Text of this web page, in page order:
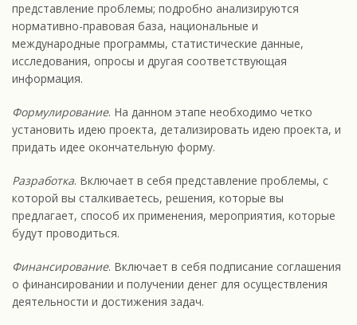
представление проблемы; подробно анализируются
нормативно-правовая база, национальные и
международные программы, статистические данные,
исследования, опросы и другая соответствующая
информация.
Формулирование. На данном этапе необходимо четко
установить идею проекта, детализировать идею проекта, и
придать идее окончательную форму.
Разработка. Включает в себя представление проблемы, с
которой вы сталкиваетесь, решения, которые вы
предлагает, способ их применения, мероприятия, которые
будут проводиться.
Финансирование. Включает в себя подписание соглашения
о финансировании и получении денег для осуществления
деятельности и достижения задач.